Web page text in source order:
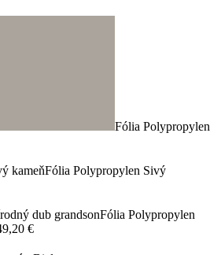
Fólia Polypropylen
Fólia Polypropylen Sivý
Fólia Polypropylen
€